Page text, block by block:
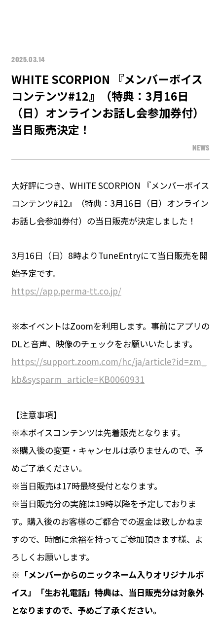
2025.03.14
WHITE SCORPION 『メンバーボイス
コンテンツ#12』（特典：3月16日
（日）オンラインお話し会参加券付）
当日販売決定！
NEWS
大好評につき、WHITE SCORPION 『メンバーボイス
コンテンツ#12』（特典：3月16日（日）オンライン
お話し会参加券付）の当日販売が決定しました！
3月16日（日）8時よりTuneEntryにて当日販売を開
始予定です。
https://app.perma-tt.co.jp/
※本イベントはZoomを利用します。事前にアプリの
DLと音声、映像のチェックをお願いいたします。
https://support.zoom.com/hc/ja/article?id=zm_
kb&sysparm_article=KB0060931
【注意事項】
※本ボイスコンテンツは先着販売となります。
※購入後の変更・キャンセルは承りませんので、予
めご了承ください。
※当日販売は17時最終受付となります。
※当日販売分の実施は19時以降を予定しておりま
す。購入後のお客様のご都合での返金は致しかねま
すので、時間に余裕を持ってご参加頂きます様、よ
ろしくお願いします。
※「メンバーからのニックネーム入りオリジナルボ
イス」「生お礼電話」特典は、当日販売分は対象外
となりますので、予めご了承ください。